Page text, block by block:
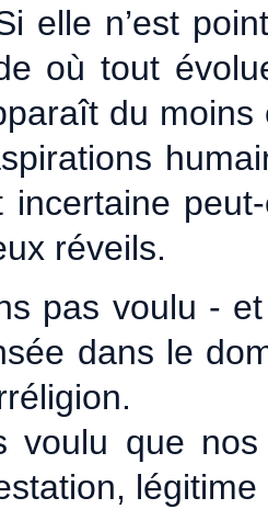
elle n’est
où tout
du
incertaine
réveils.
pas voulu -
dans le
voulu que